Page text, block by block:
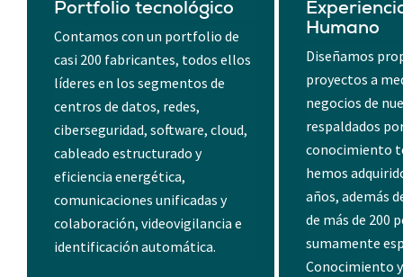
Portfolio tecnológico
Contamos con un portfolio de
casi 200 fabricantes, todos ellos
líderes en los segmentos de
centros de datos, redes,
ciberseguridad, software, cloud,
cableado estructurado y
eficiencia energética,
comunicaciones unificadas y
colaboración, videovigilancia e
identificación automática.
Humano
Diseñamos
proyectos a
negocios de
respaldados
conocimiento
hemos
años, además
de más de 200
sumamente
Conocimiento